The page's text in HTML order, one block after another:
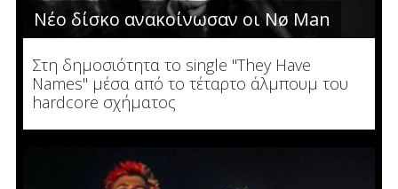
Νέο δίσκο ανακοίνωσαν οι Nø Man
Στη δημοσιότητα το single "They Have
Names" μέσα από το τέταρτο άλμπουμ του
hardcore σχήματος